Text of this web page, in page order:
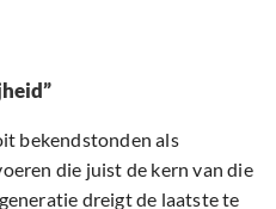
bekendstonden als
die juist de kern van die
dreigt de laatste te